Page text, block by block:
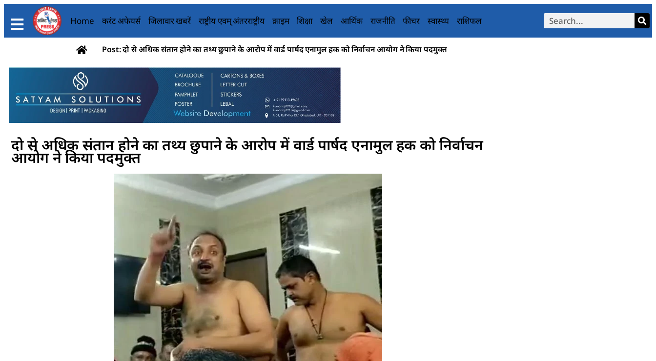
Home करंट अफेयर्स जिलावार खबरें राष्ट्रीय एवम् अंतरराष्ट्रीय क्राइम शिक्षा खेल आर्थिक राजनीति फीचर स्वास्थ्य राशिफल
Post: दो से अधिक संतान होने का तथ्य छुपाने के आरोप में वार्ड पार्षद एनामुल हक को निर्वाचन आयोग ने किया पदमुक्त
दो से अधिक संतान होने का तथ्य छुपाने के आरोप में वार्ड पार्षद एनामुल हक को निर्वाचन
आयोग ने किया पदमुक्त